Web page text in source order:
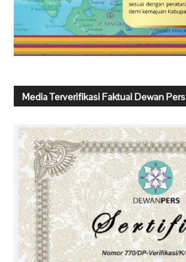
Media Terverifikasi Faktual Dewan Pers